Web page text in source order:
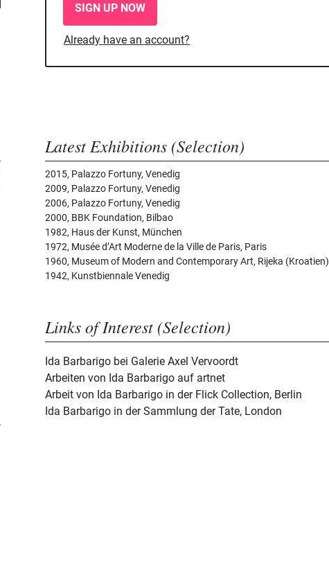
SIGN UP NOW
Already have an account?
Latest Exhibitions (Selection)
2015, Palazzo Fortuny, Venedig
2009, Palazzo Fortuny, Venedig
2006, Palazzo Fortuny, Venedig
2000, BBK Foundation, Bilbao
1982, Haus der Kunst, München
1972, Musée d’Art Moderne de la Ville de Paris, Paris
1960, Museum of Modern and Contemporary Art, Rijeka (Kroatien)
1942, Kunstbiennale Venedig
Links of Interest (Selection)
Ida Barbarigo bei Galerie Axel Vervoordt
Arbeiten von Ida Barbarigo auf artnet
Arbeit von Ida Barbarigo in der Flick Collection, Berlin
Ida Barbarigo in der Sammlung der Tate, London